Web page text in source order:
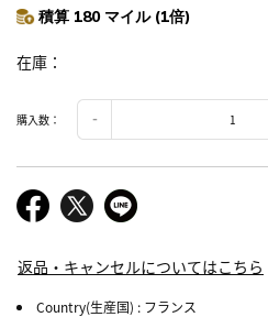
積算 180 マイル (1倍)
在庫
購入数：
返品・キャンセルについてはこちら
Country(生産国) : フランス